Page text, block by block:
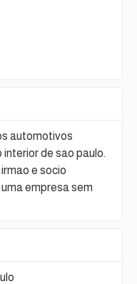
automotivos
de sao paulo.
e socio
empresa sem